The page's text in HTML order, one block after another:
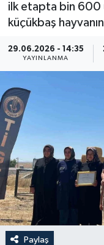
ilk etapta bin 600
küçükbaş
29.06.2026 - 14:35
YAYINLANMA
Paylaş
MEDYA
ÖZEL HABER
SİYASET
GÜNCEL
SPOR
YAŞAM
Haber Arşivi